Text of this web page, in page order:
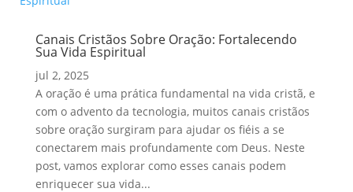
Canais Cristãos Sobre Oração: Fortalecendo
Sua Vida Espiritual
jul 2, 2025
A oração é uma prática fundamental na vida cristã, e
com o advento da tecnologia, muitos canais cristãos
sobre oração surgiram para ajudar os fiéis a se
conectarem mais profundamente com Deus. Neste
post, vamos explorar como esses canais podem
enriquecer sua vida...